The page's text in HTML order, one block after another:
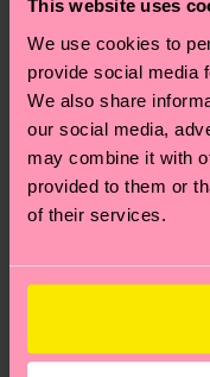
This website uses
We use cookies to
provide social media
We also share
our social media,
may combine it with
provided to them or
of their services.
conseils et
Développement
dépend de vos
Vous avez des
notre pageRetour
questions les plus